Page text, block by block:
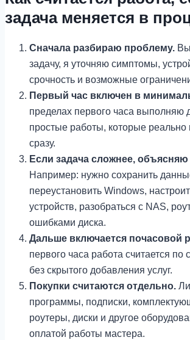
задача меняется в
Сначала разбираю проблему.
задачу, я уточняю симптомы,
срочность и возможные
Первый час включен в
пределах первого часа выполняю
простые работы, которые реально
сразу.
Если задача сложнее,
Например: нужно сохранить
переустановить Windows,
устройств, разобраться с NAS,
ошибками диска.
Дальше включается почасовой
первого часа работа считается по
без скрытого добавления услуг.
Покупки считаются отдельно.
программы, подписки,
роутеры, диски и другое
оплатой работы мастера.